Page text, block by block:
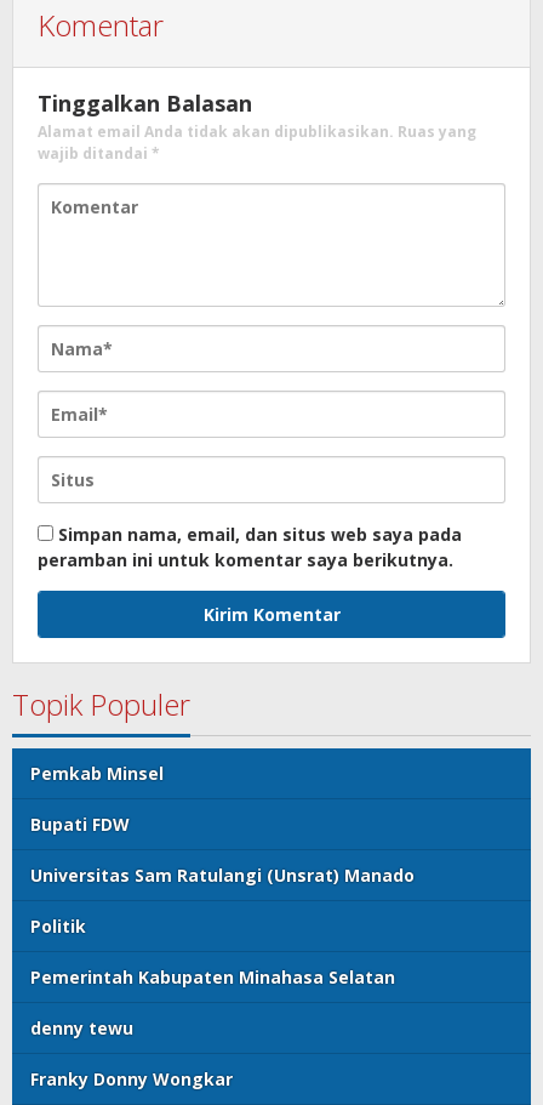
Komentar
Tinggalkan Balasan
Alamat email Anda tidak akan dipublikasikan. Ruas yang
wajib ditandai *
Simpan nama, email, dan situs web saya pada
peramban ini untuk komentar saya berikutnya.
Topik Populer
Pemkab Minsel
Bupati FDW
Universitas Sam Ratulangi (Unsrat) Manado
Politik
Pemerintah Kabupaten Minahasa Selatan
denny tewu
Franky Donny Wongkar